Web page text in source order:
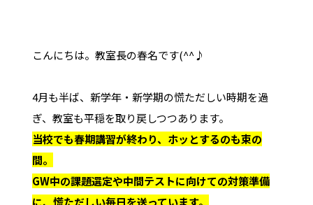
こんにちは。教室長の春名です(^^♪
4月も半ば、新学年・新学期の慌ただしい時期を過
ぎ、教室も平穏を取り戻しつつあります。
当校でも春期講習が終わり、ホッとするのも束の
間。
GW中の課題選定や中間テストに向けての対策準備
に、慌ただしい毎日を送っています。